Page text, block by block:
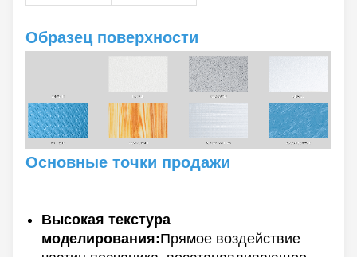
Образец поверхности
Основные точки продажи
Высокая текстура
моделирования:Прямое воздействие